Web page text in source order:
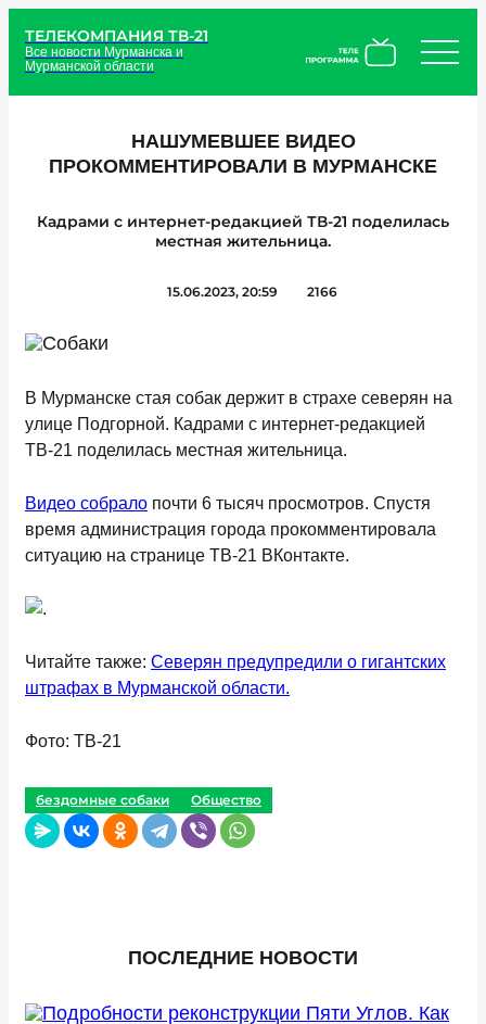
ТЕЛЕКОМПАНИЯ ТВ-21
Все новости Мурманска и
Мурманской области
НАШУМЕВШЕЕ ВИДЕО
ПРОКОММЕНТИРОВАЛИ В МУРМАНСКЕ
Кадрами с интернет-редакцией ТВ-21 поделилась
местная жительница.
15.06.2023, 20:59 2166
В Мурманске стая собак держит в страхе северян на
улице Подгорной. Кадрами с интернет-редакцией
ТВ-21 поделилась местная жительница.
Видео собрало почти 6 тысяч просмотров. Спустя
время администрация города прокомментировала
ситуацию на странице ТВ-21 ВКонтакте.
Читайте также: Северян предупредили о гигантских
штрафах в Мурманской области.
Фото: ТВ-21
бездомные собаки Общество
ПОСЛЕДНИЕ НОВОСТИ